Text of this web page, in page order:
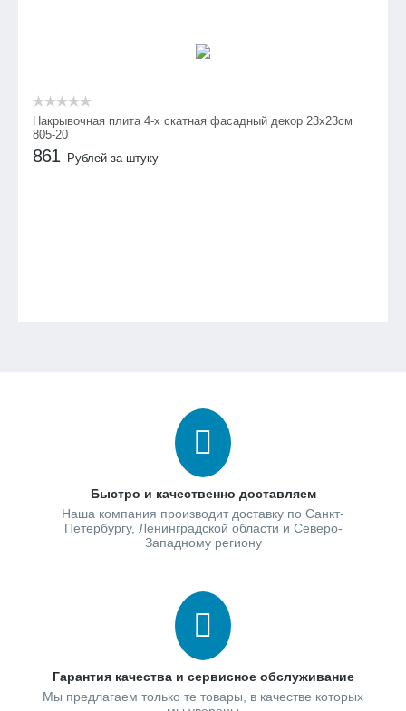
Накрывочная плита 4-х скатная фасадный декор 23х23см
805-20
861 Рублей за штуку
Быстро и качественно доставляем
Наша компания производит доставку по Санкт-
Петербургу, Ленинградской области и Северо-
Западному региону
Гарантия качества и сервисное обслуживание
Мы предлагаем только те товары, в качестве которых